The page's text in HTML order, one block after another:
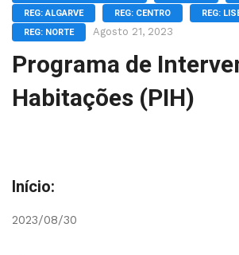
REG: ALGARVE
REG: CENTRO
REG:
REG: NORTE
Agosto 21, 2023
Programa de
Habitações (PIH)
Início:
2023/08/30